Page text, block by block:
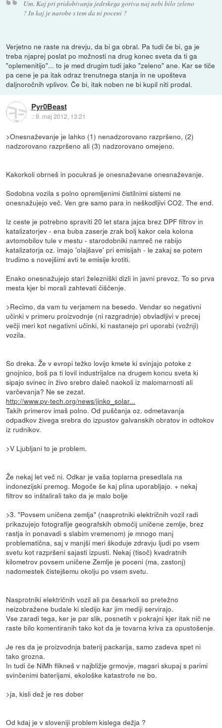
Um. Kaj pri pridobivanju jedrskega goriva naj nebi bilo zeleno
? In kaj je narobe s tem da ni poceni ?
Verjetno ne raste na drevju, da bi ga obral. Pa tudi če bi, ga je
treba njaprej poslat po možnosti na drug konec sveta da ti ga
"oplemenitijo"... to je med drugim tudi jako "zeleno" ane. Kar se tiče
pa cene je pa itak odraz trenutnega stanja in ne upošteva
daljnoročnih vplivov. Če bi, itak noben ne bi kupil niti prodal.
Pyr0Beast
::9. maj 2012, 13:21
>Onesnaževanje je lahko (1) nenadzorovano razpršeno, (2)
nadzorovano razpršeno ali (3) nadzorovano omejeno.
Kakorkoli obrneš in pocukraš je onesnaževane onesnaževanje.
Sodobna vozila s polno opremljenimi čistilnimi sistemi ne
onesnažujejo več. Ven gre samo para in neškodljivi CO2. The end.
Iz ceste je potrebno spraviti 20 let stara jajca brez DPF filtrov in
katalizatorjev - ena buba zaserje zrak bolj kakor cela kolona
avtomobilov tule v mestu - starodobniki namreč ne rabijo
katalizatorja oz. imajo 'olajšave' pri emisijah - le zakaj se potem
trudimo s novejšimi avti te emisije krotiti.
Enako onesnažujejo stari železniški dizli in javni prevoz. To so prva
mesta kjer bi morali zahtevati čiščenje.
>Recimo, da vam tu verjamem na besedo. Vendar so negativni
učinki v primeru proizvodnje (ni razgradnje) obvladljivi v precej
večji meri kot negativni učinki, ki nastanejo pri uporabi (vožnji)
vozila.
So dreka. Že v evropi težko lovijo kmete ki svinjajo potoke z
gnojnico, boš pa ti lovil industrijalce na drugem koncu sveta ki
sipajo svinec in živo srebro daleč naokoli iz malomarnosti ali
varčevanja? Ne se zezat.
http://www.pv-tech.org/news/jinko_solar...
Takih primerov imaš polno. Od puščanja oz. odmetavanja
odpadkov živega srebra do izpustov galvanskih obratov in odtokov
iz rudnikov.
>V Ljubljani to je problem.
Že nekaj let več ni. Odkar je vaša toplarna presedlala na
indonezijski premog. Mogoče še kaj plina uporabljajo. + nekaj
filtrov so inštalirali tako da je malo bolje
>3. "Povsem uničena zemlja" (nasprotniki električnih vozil radi
prikazujejo fotografije geografskih območij uničene zemlje, brez
rastja in ponavadi s slabim vremenom) je mnogo manj
problematična, saj v manjši meri škoduje zdravju ljudi po vsem
svetu kot razpršeni sajasti izpusti. Nekaj (tisoč) kvadratnih
kilometrov povsem uničene Zemlje je poceni (ma, zastonj)
nadomestek čistejšemu okolju po vsem svetu.
Nasprotniki električnih vozil ali pa česarkoli so pretežno
neizobražene budale ki sledijo kar jim mediji servirajo.
Vse zaradi tega, ker je par slik, posnetih v pokrajni kjer itak nič ne
raste bilo komentiranih tako kot da je tovarna kriva za opustošenje.
Je res da je proizvodnja baterij packarija, samo zadeva spet ni
tako grozna.
In tudi če NiMh flikneš v najbližje grmovje, magari skupaj s parimi
svinčenimi baterijami, ekološke katastrofe ne bo.
>ja, kisli dež je res dober
Od kdaj je v sloveniji problem kislega dežja ?